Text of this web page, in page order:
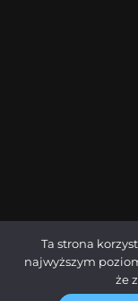
Ta strona
najwyższym
że